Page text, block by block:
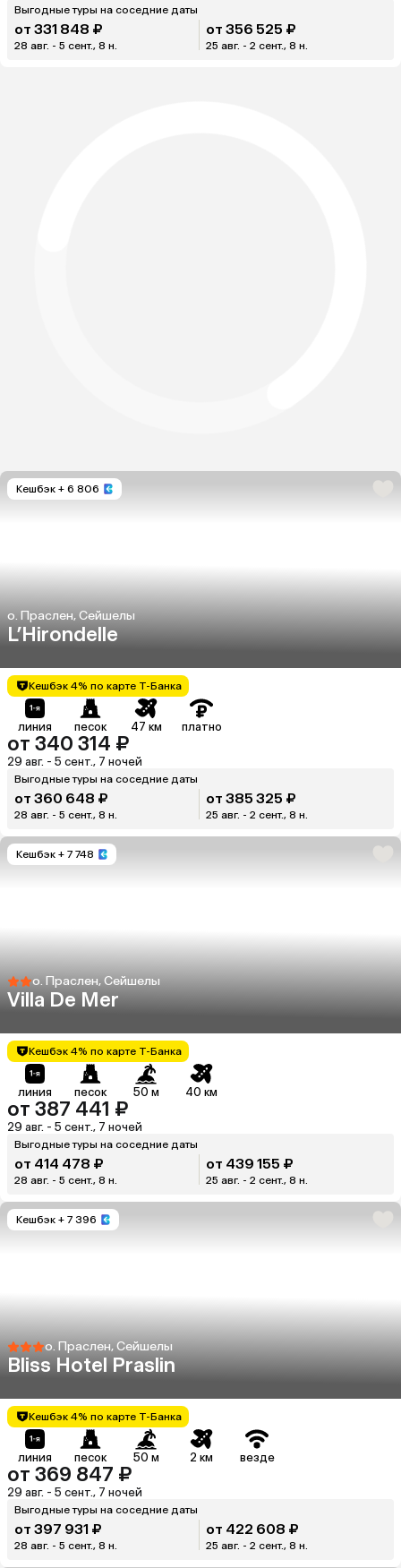
Выгодные туры на соседние даты
от 331 848 ₽
28 авг. - 5 сент., 8 н.
от 356 525 ₽
25 авг. - 2 сент., 8 н.
Кешбэк + 6 806
о. Праслен, Сейшелы
L’Hirondelle
Кешбэк 4% по карте Т-Банка
линия песок 47 км платно
от 340 314 ₽
29 авг. - 5 сент., 7 ночей
Выгодные туры на соседние даты
от 360 648 ₽
28 авг. - 5 сент., 8 н.
от 385 325 ₽
25 авг. - 2 сент., 8 н.
Кешбэк + 7 748
о. Праслен, Сейшелы
Villa De Mer
Кешбэк 4% по карте Т-Банка
линия песок 50 м 40 км
от 387 441 ₽
29 авг. - 5 сент., 7 ночей
Выгодные туры на соседние даты
от 414 478 ₽
28 авг. - 5 сент., 8 н.
от 439 155 ₽
25 авг. - 2 сент., 8 н.
Кешбэк + 7 396
о. Праслен, Сейшелы
Bliss Hotel Praslin
Кешбэк 4% по карте Т-Банка
линия песок 50 м 2 км везде
от 369 847 ₽
29 авг. - 5 сент., 7 ночей
Выгодные туры на соседние даты
от 397 931 ₽
28 авг. - 5 сент., 8 н.
от 422 608 ₽
25 авг. - 2 сент., 8 н.